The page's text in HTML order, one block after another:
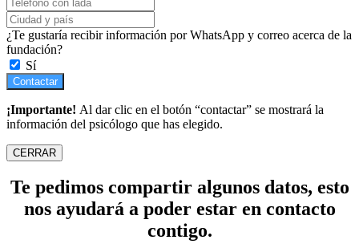
¿Te gustaría recibir información por WhatsApp y correo acerca de la
fundación?
Sí
Contactar
¡Importante! Al dar clic en el botón “contactar” se mostrará la
información del psicólogo que has elegido.
CERRAR
Te pedimos compartir algunos datos, esto
nos ayudará a poder estar en contacto
contigo.